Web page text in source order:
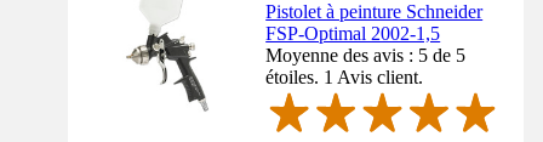
Pistolet à peinture Schneider
FSP-Optimal 2002-1,5
Moyenne des avis : 5 de 5
étoiles. 1 Avis client.